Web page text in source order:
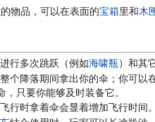
物品，可以在表面的宝箱里和木
行多次跳跃（例如海啸瓶）和其
个降落期间拿出你的伞；你可以
，只要你能够及时装备它。
行时拿着伞会显着增加飞行时间。